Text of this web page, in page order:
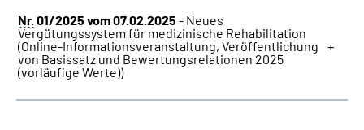
Nr.01/2025 vom 07.02.2025 - Neues
Vergütungssystem für medizinische Rehabilitation
(Online-Informationsveranstaltung, Veröffentlichung
von Basissatz und Bewertungsrelationen 2025
(vorläufige Werte))